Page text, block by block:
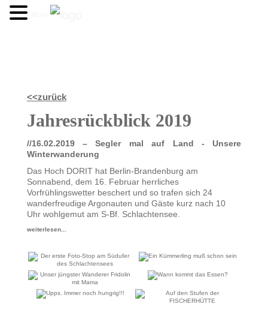
<<zurück
Jahresrückblick 2019
//16.02.2019 – Segler mal auf Land - Unsere
Winterwanderung
Das Hoch DORIT hat Berlin-Brandenburg am
Sonnabend, dem 16. Februar herrliches
Vorfrühlingswetter beschert und so trafen sich 24
wanderfreudige Argonauten und Gäste kurz nach 10
Uhr wohlgemut am S-Bf. Schlachtensee.
weiterlesen...